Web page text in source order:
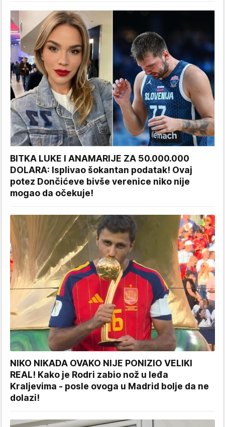
BITKA LUKE I ANAMARIJE ZA 50.000.000
DOLARA: Isplivao šokantan podatak! Ovaj
potez Dončićeve bivše verenice niko nije
mogao da očekuje!
NIKO NIKADA OVAKO NIJE PONIZIO VELIKI
REAL! Kako je Rodri zabio nož u leđa
Kraljevima - posle ovoga u Madrid bolje da ne
dolazi!